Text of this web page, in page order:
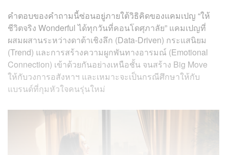
คำตอบของคำถามนี้ซ่อนอยู่ภายใต้วิธิคิดของแคมเปญ “ให้
ชีวิตจริง Wonderful ได้ทุกวันที่คอนโดศุภาลัย” แคมเปญที่
ผสมผสานระหว่างดาต้าเชิงลึก (Data-Driven) กระแสนิยม
(Trend) และการสร้างความผูกพันทางอารมณ์ (Emotional
Connection) เข้าด้วยกันอย่างเหนือชั้น จนสร้าง Big Move
ให้กับวงการอสังหาฯ และเหมาะจะเป็นกรณีศึกษาให้กับ
แบรนด์ที่กุมหัวใจคนรุ่นใหม่